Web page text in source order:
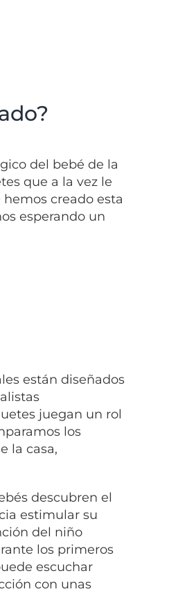
del bebé de la
que a la vez le
creado esta
esperando un
están diseñados
juegan un rol
los
la casa,
descubren el
estimular su
del niño
los primeros
escuchar
con unas